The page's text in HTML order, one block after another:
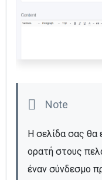
Η σελίδα σας θα
ορατή στους